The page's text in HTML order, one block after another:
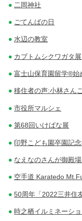
二岡神社
ごてんばの日
水辺の教室
カブトムシクワガタ展
富士山保育園留学®始
移住者の声:小林さん
市役所マルシェ
第68回いけばな展
印野こども園卒園記
なえなのさんが御殿
空手道 Karatedo
50周年「2022三井住
時之栖イルミネーシ